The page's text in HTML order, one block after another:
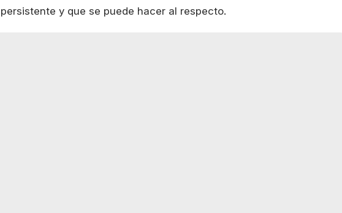
y que se puede hacer al respecto.